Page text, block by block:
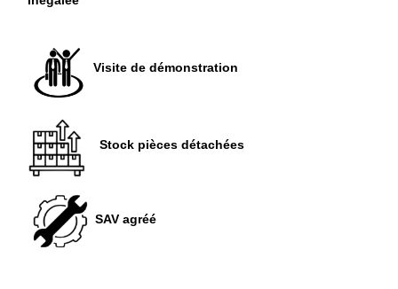
Visite de démonstration
Stock pièces détachées
SAV agréé